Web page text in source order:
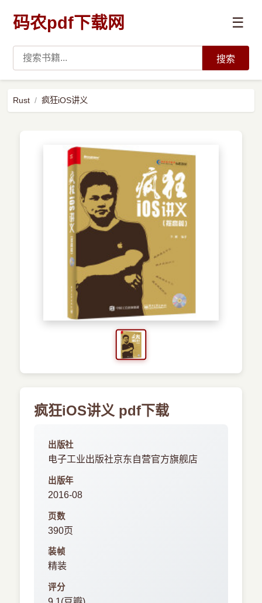
码农pdf下载网 ☰
预订书籍
搜索
Rust 疯狂iOS讲义
疯狂iOS讲义 pdf下载
出版社
电子工业出版社京东自营官方旗舰店
出版年
2016-08
页数
390页
装帧
精装
评分